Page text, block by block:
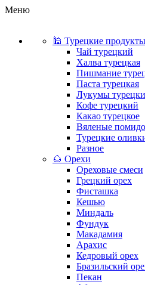
Меню
🕌 Турецкие продукты
Чай турецкий
Халва турецкая
Пишмание
Паста турецкая
Лукумы
Кофе турецкий
Какао турецкое
Вяленые
Турецкие
Разное
🌰 Орехи
Ореховые смеси
Грецкий орех
Фисташка
Кешью
Миндаль
Фундук
Макадамия
Арахис
Кедровый орех
Бразильский
Пекан